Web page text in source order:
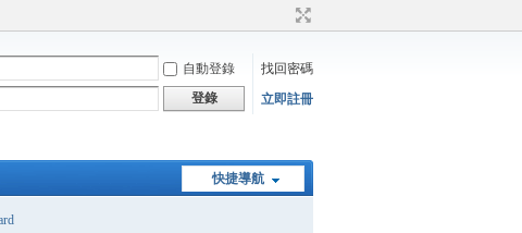
自動登錄
找回密碼
登錄 立即註冊
快捷導航